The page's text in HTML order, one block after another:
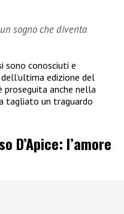
sogno che diventa
sono conosciuti e
edizione del
proseguita anche nella
tagliato un traguardo
D’Apice: l’amore